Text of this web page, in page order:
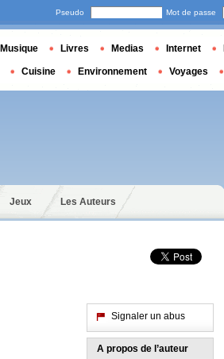
Jeux Les Auteurs
Signaler un abus
A propos de l’auteur
Pseudo Mot de passe
Musique Livres Medias Internet
Cuisine Environnement Voyages